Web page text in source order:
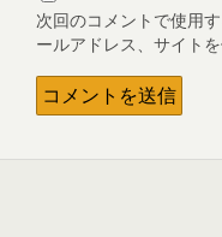
次回のコメントで使用
ールアドレス、サイトを